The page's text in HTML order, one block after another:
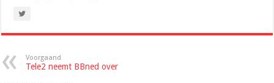
Voorgaand
Tele2 neemt BBned over